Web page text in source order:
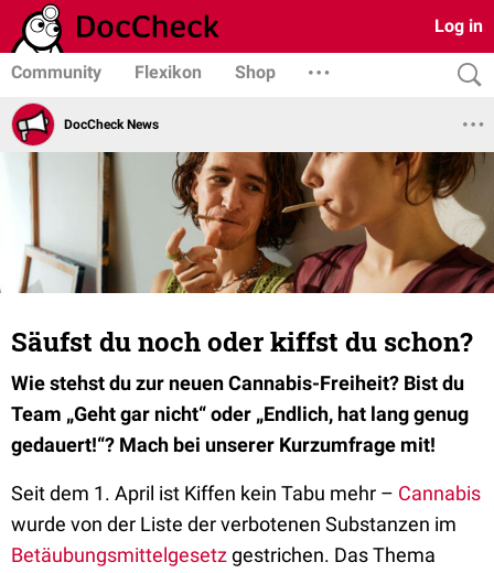
Log in
Community Flexikon Shop
DocCheck News
Säufst du noch oder kiffst du schon?
Wie stehst du zur neuen Cannabis-Freiheit? Bist du
Team „Geht gar nicht“ oder „Endlich, hat lang genug
gedauert!“? Mach bei unserer Kurzumfrage mit!
Seit dem 1. April ist Kiffen kein Tabu mehr – Cannabis
wurde von der Liste der verbotenen Substanzen im
Betäubungsmittelgesetzgestrichen. Das Thema